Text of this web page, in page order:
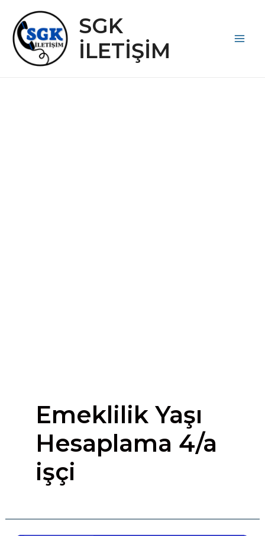
atla
SGK
İLETİŞİM
Emeklilik Yaşı
Hesaplama 4/a
işçi